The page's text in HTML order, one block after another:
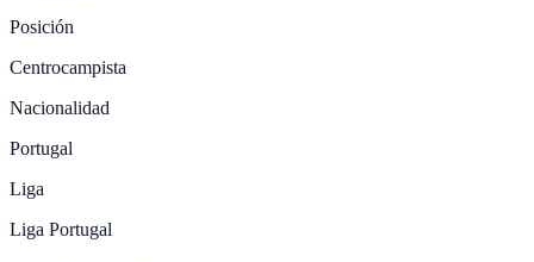
Posición
Centrocampista
Nacionalidad
Portugal
Liga
Liga Portugal